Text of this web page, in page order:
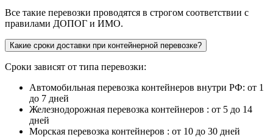
Все такие перевозки проводятся в строгом соответствии с
правилами ДОПОГ и ИМО.
Какие сроки доставки при контейнерной перевозке?
Сроки зависят от типа перевозки:
Автомобильная перевозка контейнеров внутри РФ: от 1
до 7 дней
Железнодорожная перевозка контейнеров : от 5 до 14
дней
Морская перевозка контейнеров : от 10 до 30 дней